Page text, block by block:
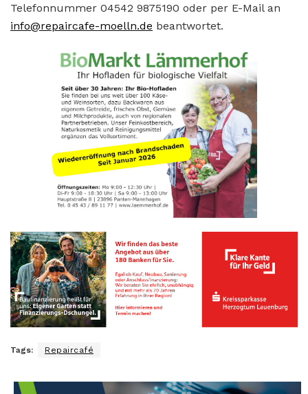
Telefonnummer 04542 9875190 oder per E-Mail an
info@repaircafe-moelln.de beantwortet.
Tags: Repaircafé